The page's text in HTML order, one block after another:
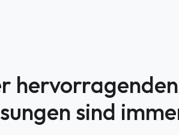
sind